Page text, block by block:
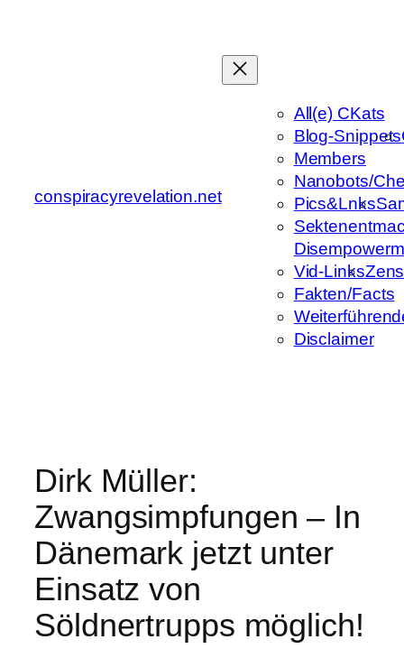
conspiracyrevelation.net
All(e) CKats
Blog-Snippets
Members
Nanobots/
Pics&Lnks
Vid-Links
Fakten/Facts
Disclaimer
Dirk Müller:
Zwangsimpfungen – In
Dänemark jetzt unter
Einsatz von
Söldnertrupps möglich!